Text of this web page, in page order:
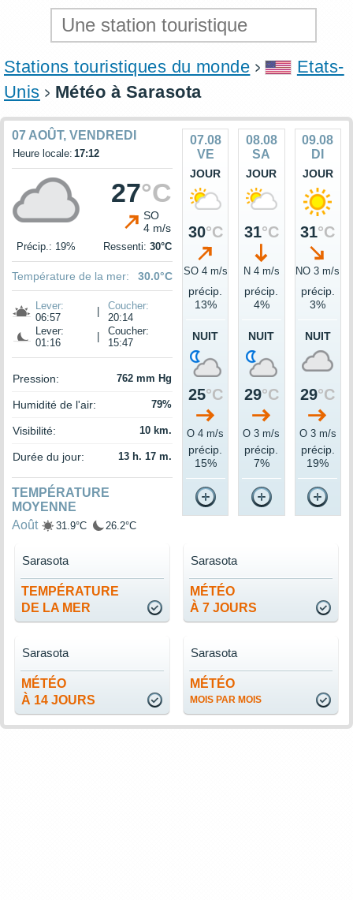
Stations touristiques du monde
Etats-
Unis
Météo à Sarasota
07 AOÛT, VENDREDI
Heure locale: 17:12
27°C
SO
4 m/s
Précip.: 19% Ressenti: 30°C
Température de la mer: 30.0°C
Lever:
06:57
Coucher:
20:14
Lever:
01:16
Coucher:
15:47
Pression: 762 mm Hg
Humidité de l'air: 79%
Visibilité: 10 km.
Durée du jour: 13 h. 17 m.
TEMPÉRATURE
MOYENNE
Août
31.9°C 26.2°C
07.08
VE
JOUR
30°C
SO 4 m/s
précip.
13%
NUIT
25°C
O 4 m/s
précip.
15%
08.08
SA
JOUR
31°C
N 4 m/s
précip.
4%
NUIT
29°C
O 3 m/s
précip.
7%
09.08
DI
JOUR
31°C
NO 3 m/s
précip.
3%
NUIT
29°C
O 3 m/s
précip.
19%
TEMPÉRATURE
DE LA MER
Sarasota
MÉTÉO
À 7 JOURS
Sarasota
MÉTÉO
À 14 JOURS
Sarasota
MÉTÉO
MOIS PAR MOIS
Sarasota